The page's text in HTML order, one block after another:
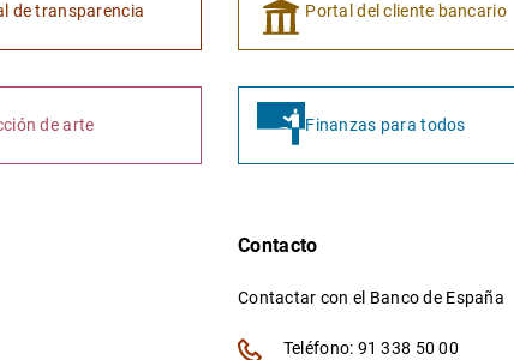
de transparencia Portal del cliente bancario
de arte Finanzas para todos
Contacto
Contactar con el Banco de España
Teléfono: 91 338 50 00